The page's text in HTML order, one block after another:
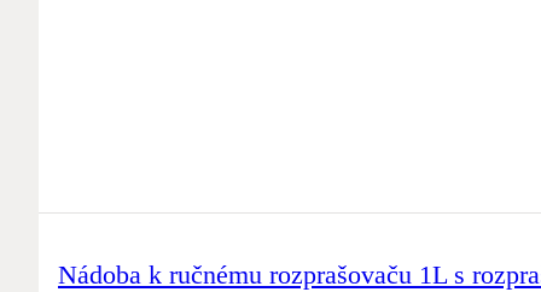
Nádoba k ručnému rozprašovaču 1L s